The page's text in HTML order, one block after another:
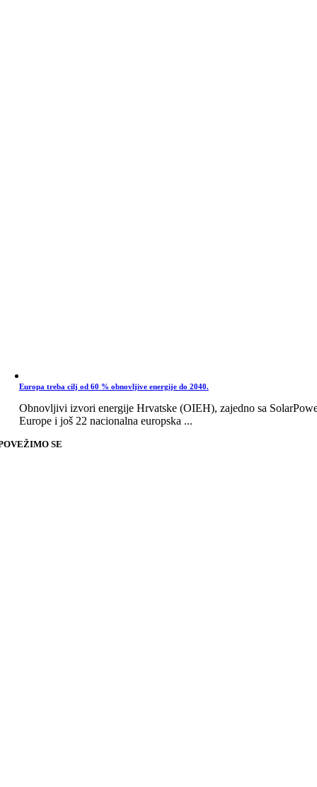
Europa treba cilj od 60 % obnovljive energije do 2040.
Obnovljivi izvori energije Hrvatske (OIEH), zajedno sa
Europe i još 22 nacionalna europska ...
SE